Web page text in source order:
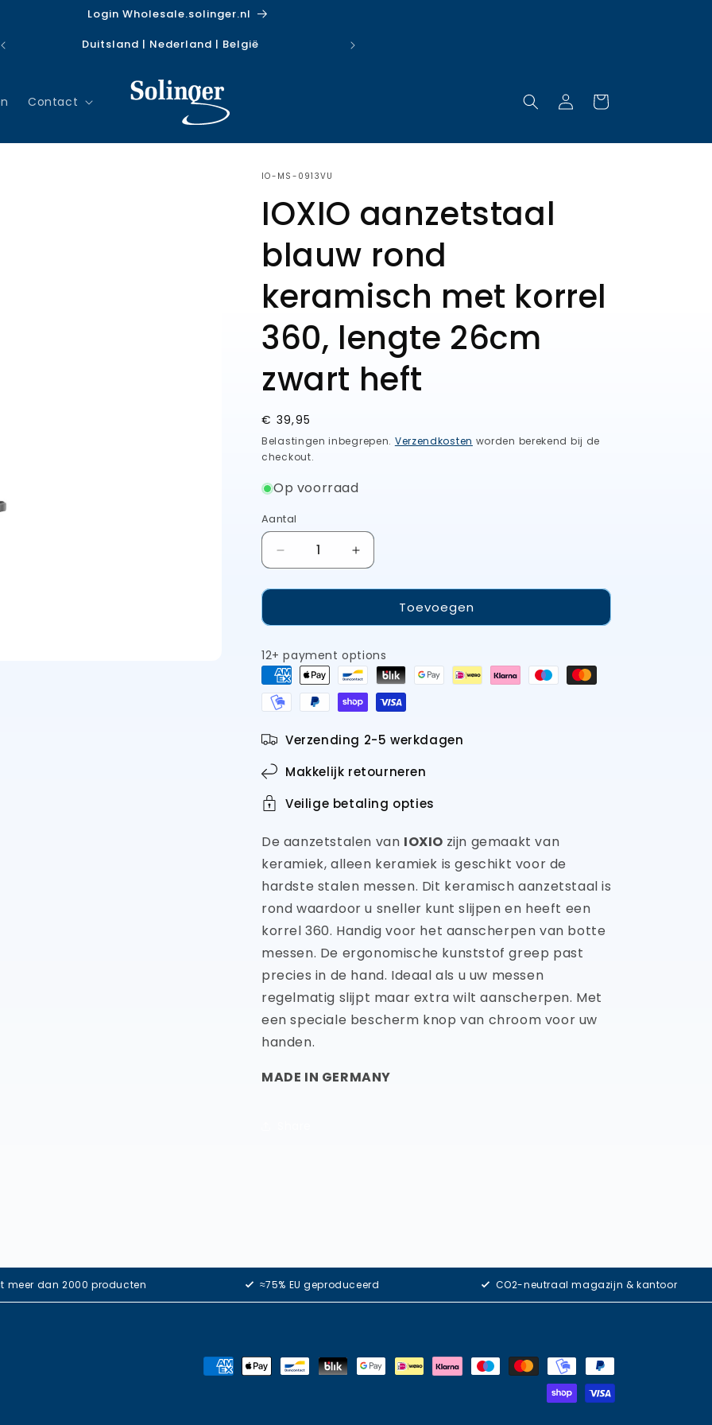
Login Wholesale.solinger.nl
Duitsland | Nederland | België
Contact Inloggen
Winkelwagen
SKU:
IO-MS-0913VU
IOXIO aanzetstaal
blauw rond
keramisch met korrel
360, lengte 26cm
zwart heft
Normale
prijs
€ 39,95
Belastingen inbegrepen. Verzendkosten worden berekend bij de
checkout.
Op voorraad
Aantal
Aantal
verlagen
voor
aanzetstaal
rond
keramisch
met
korrel
lengte
zwart
Aantal
verhogen
voor
aanzetstaal
rond
keramisch
met
korrel
lengte
zwart
Toevoegen
12+ payment options
Verzending 2-5 werkdagen
Makkelijk retourneren
Veilige betaling opties
De aanzetstalen van IOXIO zijn gemaakt van
keramiek, alleen keramiek is geschikt voor de
hardste stalen messen. Dit keramisch aanzetstaal is
rond waardoor u sneller kunt slijpen en heeft een
korrel 360. Handig voor het aanscherpen van botte
messen. De ergonomische kunststof greep past
precies in de hand. Ideaal als u uw messen
regelmatig slijpt maar extra wilt aanscherpen. Met
een speciale bescherm knop van chroom voor uw
handen.
MADE IN GERMANY
meer dan 2000 producten ≈75% EU geproduceerd CO2-neutraal magazijn & kantoor
Betaalmethoden